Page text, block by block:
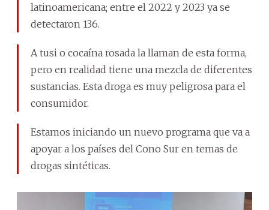
latinoamericana; entre el 2022 y 2023 ya se
detectaron 136.
A tusi o cocaína rosada la llaman de esta forma,
pero en realidad tiene una mezcla de diferentes
sustancias. Esta droga es muy peligrosa para el
consumidor.
Estamos iniciando un nuevo programa que va a
apoyar a los países del Cono Sur en temas de
drogas sintéticas.